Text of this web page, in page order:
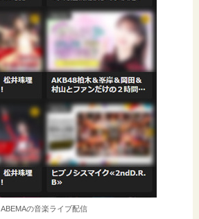
ABEMAの音楽ライブ配信